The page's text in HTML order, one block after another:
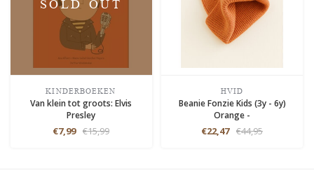
SOLD OUT
KINDERBOEKEN
Van klein tot groots: Elvis
Presley
€7,99 €15,99
HVID
Beanie Fonzie Kids (3y - 6y)
Orange -
€22,47 €44,95